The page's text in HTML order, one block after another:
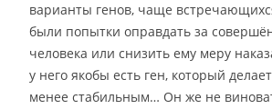
варианты генов, чаще
были попытки оправдать за
человека или снизить ему меру
у него якобы есть ген, который
менее стабильным… Он же не